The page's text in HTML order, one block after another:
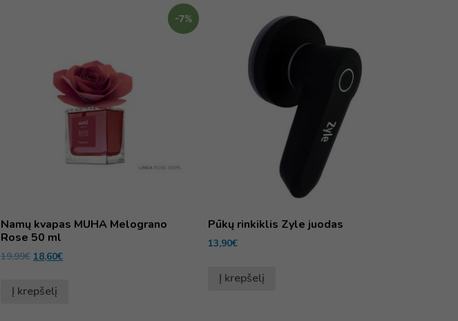
-7%
Namų kvapas MUHA Melograno
Rose 50 ml
19,99€ 18,60€
Į krepšelį
Pūkų rinkiklis Zyle juodas
13,90€
Į krepšelį